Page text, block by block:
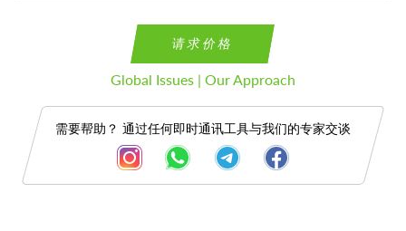
请求价格
Global Issues | Our Approach
需要帮助？ 通过任何即时通讯工具与我们的专家交谈